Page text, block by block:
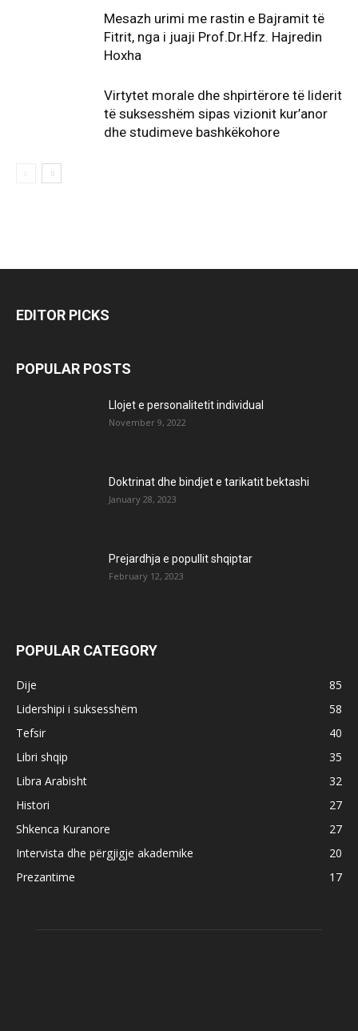
Mesazh urimi me rastin e Bajramit të
Fitrit, nga i juaji Prof.Dr.Hfz. Hajredin
Hoxha
Virtytet morale dhe shpirtërore të liderit
të suksesshëm sipas vizionit kur’anor
dhe studimeve bashkëkohore
EDITOR PICKS
POPULAR POSTS
Llojet e personalitetit individual
November 9, 2022
Doktrinat dhe bindjet e tarikatit bektashi
January 28, 2023
Prejardhja e popullit shqiptar
February 12, 2023
POPULAR CATEGORY
Dije
85
Lidershipi i suksesshëm
58
Tefsir
40
Libri shqip
35
Libra Arabisht
32
Histori
27
Shkenca Kuranore
27
Intervista dhe përgjigje akademike
20
Prezantime
17